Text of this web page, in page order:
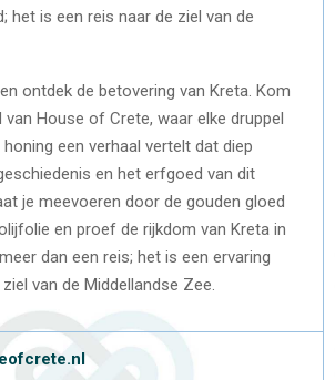
het is een reis naar de ziel van de
ontdek de betovering van Kreta. Kom
van House of Crete, waar elke druppel
een verhaal vertelt dat diep
en het erfgoed van dit
je meevoeren door de gouden gloed
en proef de rijkdom van Kreta in
dan een reis; het is een ervaring
van de Middellandse Zee.